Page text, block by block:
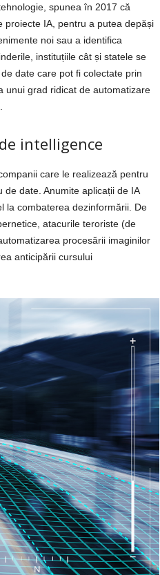
spunea în 2017 că
proiecte IA, pentru a putea depăși
noi sau a identifica
instituțiile cât și statele se
date care pot fi colectate prin
unui grad ridicat de automatizare
intelligence
care le realizează pentru
date. Anumite aplicații de IA
la combaterea dezinformării. De
atacurile teroriste (de
procesării imaginilor
anticipării cursului